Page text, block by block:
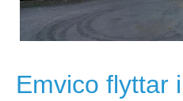
Emvico flyttar